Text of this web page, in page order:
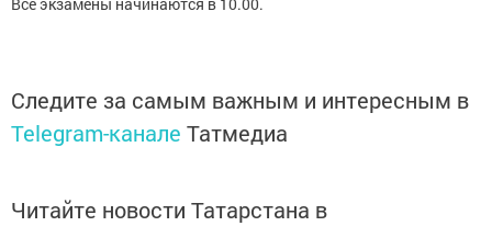
Следите за самым важным и интересным в
Telegram-канале Татмедиа
Читайте новости Татарстана в